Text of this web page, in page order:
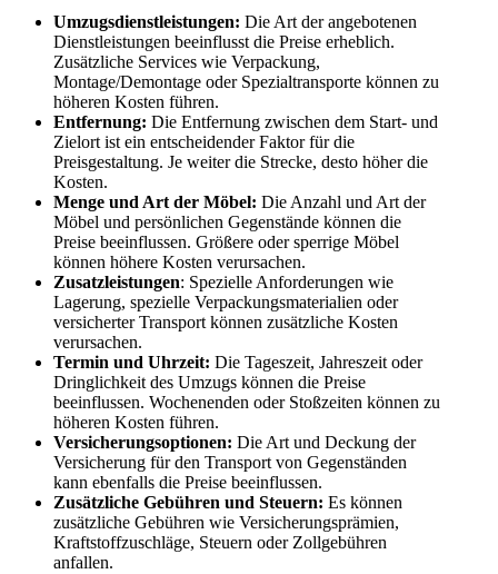
Umzugsdienstleistungen: Die Art der angebotenen
Dienstleistungen beeinflusst die Preise erheblich.
Zusätzliche Services wie Verpackung,
Montage/Demontage oder Spezialtransporte können zu
höheren Kosten führen.
Entfernung: Die Entfernung zwischen dem Start- und
Zielort ist ein entscheidender Faktor für die
Preisgestaltung. Je weiter die Strecke, desto höher die
Kosten.
Menge und Art der Möbel: Die Anzahl und Art der
Möbel und persönlichen Gegenstände können die
Preise beeinflussen. Größere oder sperrige Möbel
können höhere Kosten verursachen.
Zusatzleistungen: Spezielle Anforderungen wie
Lagerung, spezielle Verpackungsmaterialien oder
versicherter Transport können zusätzliche Kosten
verursachen.
Termin und Uhrzeit: Die Tageszeit, Jahreszeit oder
Dringlichkeit des Umzugs können die Preise
beeinflussen. Wochenenden oder Stoßzeiten können zu
höheren Kosten führen.
Versicherungsoptionen: Die Art und Deckung der
Versicherung für den Transport von Gegenständen
kann ebenfalls die Preise beeinflussen.
Zusätzliche Gebühren und Steuern: Es können
zusätzliche Gebühren wie Versicherungsprämien,
Kraftstoffzuschläge, Steuern oder Zollgebühren
anfallen.